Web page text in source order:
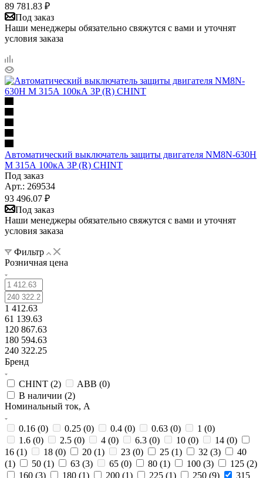
89 781.83 ₽
Под заказ
Наши менеджеры обязательно свяжутся с вами и уточнят
условия заказа
Автоматический выключатель защиты двигателя NM8N-630H
M 315А 100кА 3P (R) CHINT
Под заказ
Арт.: 269534
93 496.07 ₽
Под заказ
Наши менеджеры обязательно свяжутся с вами и уточнят
условия заказа
Фильтр
Розничная цена
1 412.63
61 139.63
120 867.63
180 594.63
240 322.25
Бренд
CHINT (2) ABB (0)
В наличии (2)
Номинальный ток, А
0.16 (0) 0.25 (0) 0.4 (0) 0.63 (0) 1 (0)
1.6 (0) 2.5 (0) 4 (0) 6.3 (0) 10 (0) 14 (0)
16 (1) 18 (0) 20 (1) 23 (0) 25 (1) 32 (3)
40
(1) 50 (1) 63 (3) 65 (0) 80 (1) 100 (3) 125 (2)
160 (3) 180 (1) 200 (1) 225 (1) 250 (9) 315